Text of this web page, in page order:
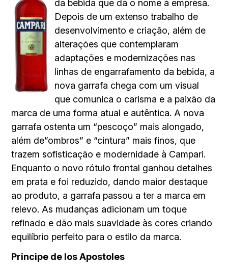
da bebida que dá o nome à empresa.
Depois de um extenso trabalho de
desenvolvimento e criação, além de
alterações que contemplaram
adaptações e modernizações nas
linhas de engarrafamento da bebida, a
nova garrafa chega com um visual
que comunica o carisma e a paixão da
marca de uma forma atual e autêntica. A nova
garrafa ostenta um “pescoço” mais alongado,
além de”ombros” e “cintura” mais finos, que
trazem sofisticação e modernidade à Campari.
Enquanto o novo rótulo frontal ganhou detalhes
em prata e foi reduzido, dando maior destaque
ao produto, a garrafa passou a ter a marca em
relevo. As mudanças adicionam um toque
refinado e dão mais suavidade às cores criando
equilíbrio perfeito para o estilo da marca.
Principe de los Apostoles